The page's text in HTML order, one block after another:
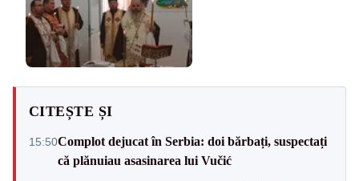
CITEȘTE ȘI
15:50Complot dejucat în Serbia: doi bărbați, suspectați
că plănuiau asasinarea lui Vučić